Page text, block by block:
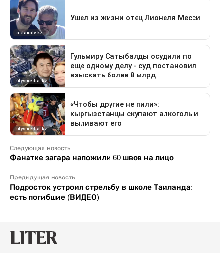
Следующая новость
Фанатке загара наложили 60 швов на лицо
Предыдущая новость
Подросток устроил стрельбу в школе Таиланда:
есть погибшие (ВИДЕО)